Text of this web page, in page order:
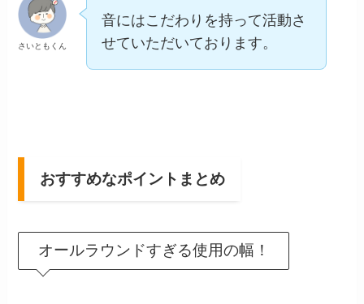
さいともくん
音にはこだわりを持って活動さ
せていただいております。
おすすめなポイントまとめ
オールラウンドすぎる使用の幅！